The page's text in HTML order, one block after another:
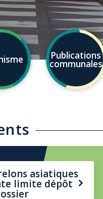
Publications
communales
les
aux
asiatiques
limite dépôt